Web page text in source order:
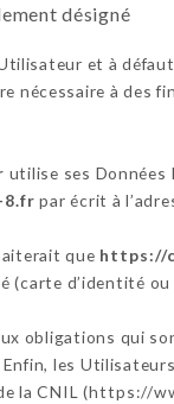
désigné
et à
nécessaire à
utilise ses Données
8.fr par écrit à
que https://
(carte d’identité
obligations qui
les
la CNIL (https://